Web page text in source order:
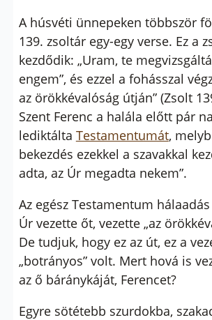
A húsvéti ünnepeken többször
139. zsoltár egy-egy verse. Ez a
kezdődik: „Uram, te
engem”, és ezzel a fohásszal
az örökkévalóság útján” (Zsolt
Szent Ferenc a halála előtt pár
lediktálta Testamentumát,
bekezdés ezekkel a szavakkal
adta, az Úr megadta nekem”.
Az egész Testamentum
Úr vezette őt, vezette „az
De tudjuk, hogy ez az út, ez a
„botrányos” volt. Mert hová is
az ő báránykáját, Ferencet?
Egyre sötétebb szurdokba,